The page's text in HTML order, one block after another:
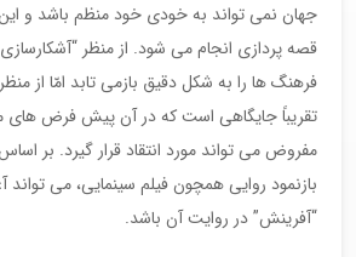
جهان نمی تواند به خودی خود منظم باشد و
قصه پردازی انجام می شود. از منظر
فرهنگ ها را به شکل دقیق بازمی تابد امّا از
تقریباً جایگاهی است که در آن پیش فرض
مفروض می تواند مورد انتقاد قرار گیرد. بر
بازنمود روایی همچون فیلم سینمایی، می تواند
“آفرینش” در روایت آن باشد.